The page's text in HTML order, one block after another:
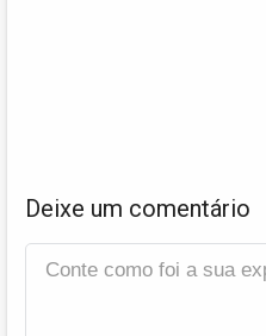
Deixe um comentário